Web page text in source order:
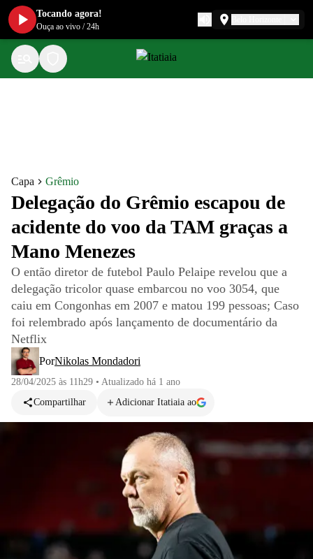
Capa Grêmio
Delegação do Grêmio escapou de
acidente do voo da TAM graças a
Mano Menezes
O então diretor de futebol Paulo Pelaipe revelou que a
delegação tricolor quase embarcou no voo 3054, que
caiu em Congonhas em 2007 e matou 199 pessoas; Caso
foi relembrado após lançamento de documentário da
Netflix
PorNikolas Mondadori
28/04/2025 às 11h29 • Atualizado há 1 ano
Compartilhar
Adicionar Itatiaia ao
Tocando agora!
Ouça ao vivo /24h